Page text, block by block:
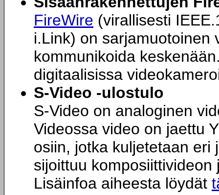
FireWire (virallisesti
i.Link) on sarjamuotoinen
kommunikoida
digitaalisissa
S-Video -ulostulo
S-Video on analoginen
Videossa video on jaettu
osiin, jotka kuljetetaan eri
sijoittuu
Lisäinfoa aiheesta löydät